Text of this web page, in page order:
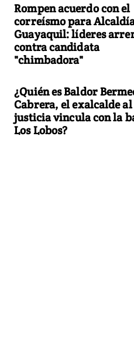
Rompen acuerdo con el
correísmo para
Guayaquil: líderes
contra candidata
"chimbadora"
¿Quién es Baldor
Cabrera, el exalcalde
justicia vincula con la
Los Lobos?